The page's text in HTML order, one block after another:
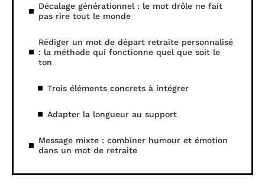
Décalage générationnel : le mot drôle ne fait
pas rire tout le monde
Rédiger un mot de départ retraite personnalisé
: la méthode qui fonctionne quel que soit le
ton
Trois éléments concrets à intégrer
Adapter la longueur au support
Message mixte : combiner humour et émotion
dans un mot de retraite